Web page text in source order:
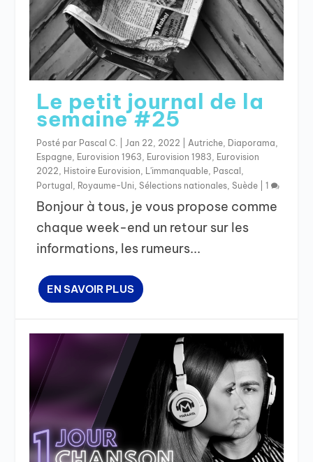
Le petit journal de la
semaine #25
Posté par Pascal C. Jan 22, 2022 Autriche Diaporama
Espagne Eurovision 1963 Eurovision 1983
Eurovision
2022
Histoire Eurovision L'immanquable Pascal
Portugal
Royaume-Uni ,Sélections nationales ,Suède |1
Bonjour à tous, je vous propose comme
chaque week-end un retour sur les
informations, les rumeurs...
EN SAVOIR PLUS